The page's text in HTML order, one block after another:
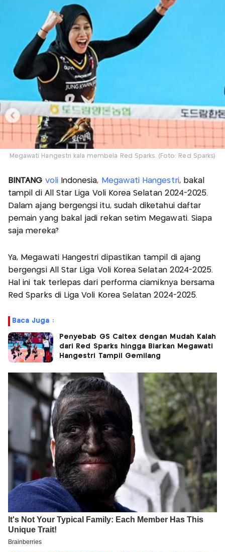
Megawati Hangestri kala membela Red Sparks. (Foto: Red Sparks)
BINTANG voliIndonesia, Megawati Hangestri, bakal
tampil di All Star Liga Voli Korea Selatan 2024-2025.
Dalam ajang bergengsi itu, sudah diketahui daftar
pemain yang bakal jadi rekan setim Megawati. Siapa
saja mereka?
Ya, Megawati Hangestri dipastikan tampil di ajang
bergengsi All Star Liga Voli Korea Selatan 2024-2025.
Hal ini tak terlepas dari performa ciamiknya bersama
Red Sparks di Liga Voli Korea Selatan 2024-2025.
Baca Juga :
Penyebab GS Caltex dengan Mudah Kalah
dari Red Sparks hingga Biarkan Megawati
Hangestri Tampil Gemilang